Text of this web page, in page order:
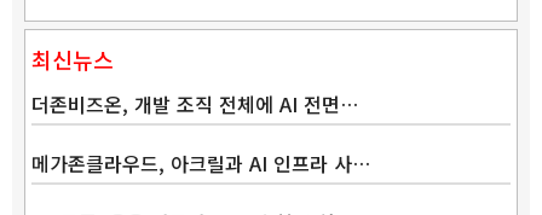
최신뉴스
더존비즈온, 개발 조직 전체에 AI 전면…
메가존클라우드, 아크릴과 AI 인프라 사…